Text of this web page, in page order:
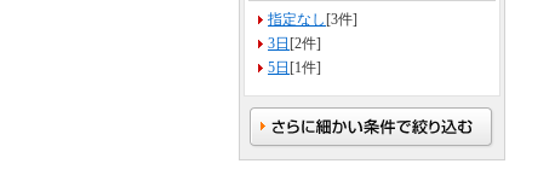
指定なし [3件]
3日 [2件]
5日 [1件]